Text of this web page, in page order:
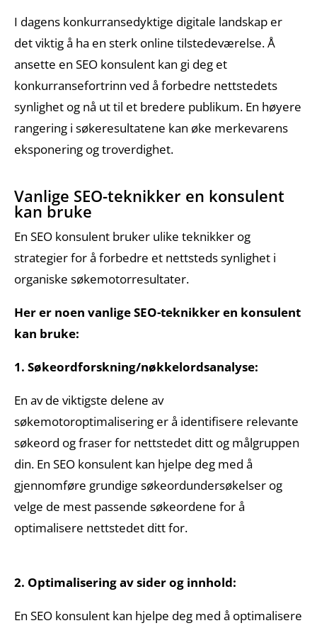
I dagens konkurransedyktige digitale landskap er
det viktig å ha en sterk online tilstedeværelse. Å
ansette en SEO konsulent kan gi deg et
konkurransefortrinn ved å forbedre nettstedets
synlighet og nå ut til et bredere publikum. En høyere
rangering i søkeresultatene kan øke merkevarens
eksponering og troverdighet.
Vanlige SEO-teknikker en konsulent
kan bruke
En SEO konsulent bruker ulike teknikker og
strategier for å forbedre et nettsteds synlighet i
organiske søkemotorresultater.
Her er noen vanlige SEO-teknikker en konsulent
kan bruke:
1. Søkeordforskning/nøkkelordsanalyse:
En av de viktigste delene av
søkemotoroptimalisering er å identifisere relevante
søkeord og fraser for nettstedet ditt og målgruppen
din. En SEO konsulent kan hjelpe deg med å
gjennomføre grundige søkeordundersøkelser og
velge de mest passende søkeordene for å
optimalisere nettstedet ditt for.
2. Optimalisering av sider og innhold:
En SEO konsulent kan hjelpe deg med å optimalisere